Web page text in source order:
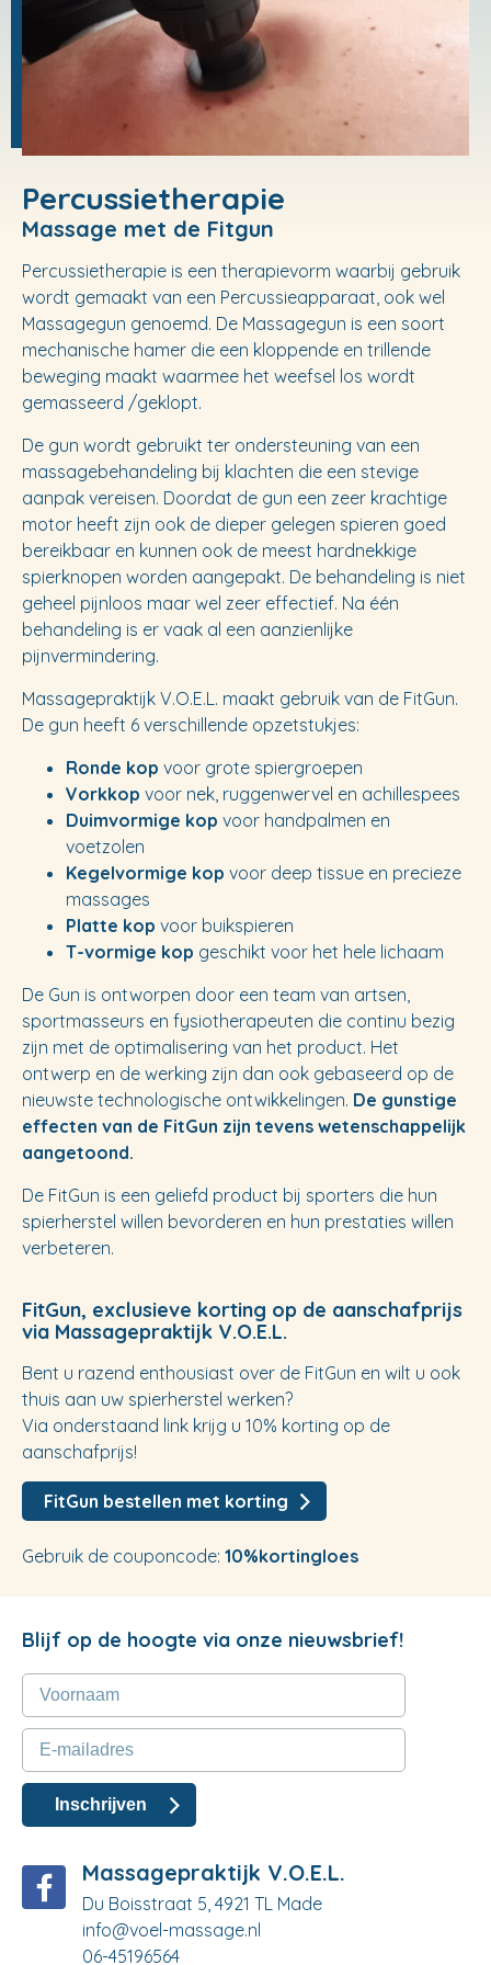
Percussietherapie
Massage met de Fitgun
Percussietherapie is een therapievorm waarbij gebruik
wordt gemaakt van een Percussieapparaat, ook wel
Massagegun genoemd. De Massagegun is een soort
mechanische hamer die een kloppende en trillende
beweging maakt waarmee het weefsel los wordt
gemasseerd /geklopt.
De gun wordt gebruikt ter ondersteuning van een
massagebehandeling bij klachten die een stevige
aanpak vereisen. Doordat de gun een zeer krachtige
motor heeft zijn ook de dieper gelegen spieren goed
bereikbaar en kunnen ook de meest hardnekkige
spierknopen worden aangepakt. De behandeling is niet
geheel pijnloos maar wel zeer effectief. Na één
behandeling is er vaak al een aanzienlijke
pijnvermindering.
Massagepraktijk V.O.E.L. maakt gebruik van de FitGun.
De gun heeft 6 verschillende opzetstukjes:
Ronde kop voor grote spiergroepen
Vorkkop voor nek, ruggenwervel en achillespees
Duimvormige kop voor handpalmen en
voetzolen
Kegelvormige kop voor deep tissue en precieze
massages
Platte kop voor buikspieren
T-vormige kop geschikt voor het hele lichaam
De Gun is ontworpen door een team van artsen,
sportmasseurs en fysiotherapeuten die continu bezig
zijn met de optimalisering van het product. Het
ontwerp en de werking zijn dan ook gebaseerd op de
nieuwste technologische ontwikkelingen. De gunstige
effecten van de FitGun zijn tevens wetenschappelijk
aangetoond.
De FitGun is een geliefd product bij sporters die hun
spierherstel willen bevorderen en hun prestaties willen
verbeteren.
FitGun, exclusieve korting op de aanschafprijs
via Massagepraktijk V.O.E.L.
Bent u razend enthousiast over de FitGun en wilt u ook
thuis aan uw spierherstel werken?
Via onderstaand link krijg u 10% korting op de
aanschafprijs!
FitGun bestellen met korting
Gebruik de couponcode: 10%kortingloes
Blijf op de hoogte via onze nieuwsbrief!
Massagepraktijk V.O.E.L.
Du Boisstraat 5, 4921 TL Made
info@voel-massage.nl
06-45196564